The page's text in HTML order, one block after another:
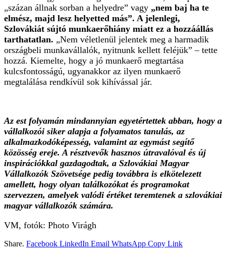
„százan állnak sorban a helyedre” vagy „nem baj ha te
elmész, majd lesz helyetted más”. A jelenlegi,
Szlovákiát sújtó munkaerőhiány miatt ez a hozzáállás
tarthatatlan. „Nem véletlenül jelentek meg a harmadik
országbeli munkavállalók, nyitnunk kellett feléjük” – tette
hozzá. Kiemelte, hogy a jó munkaerő megtartása
kulcsfontosságú, ugyanakkor az ilyen munkaerő
megtalálása rendkívül sok kihívással jár.
Az est folyamán mindannyian egyetértettek abban, hogy a
vállalkozói siker alapja a folyamatos tanulás, az
alkalmazkodóképesség, valamint az egymást segítő
közösség ereje. A résztvevők hasznos útravalóval és új
inspirációkkal gazdagodtak, a Szlovákiai Magyar
Vállalkozók Szövetsége pedig továbbra is elkötelezett
amellett, hogy olyan találkozókat és programokat
szervezzen, amelyek valódi értéket teremtenek a szlovákiai
magyar vállalkozók számára.
VM, fotók: Photo Virágh
Share. Facebook LinkedIn Email WhatsApp Copy Link